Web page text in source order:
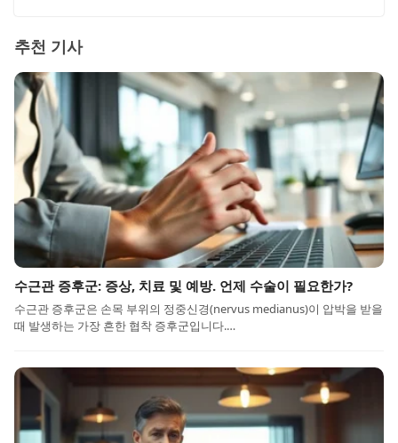
추천 기사
수근관 증후군: 증상, 치료 및 예방. 언제 수술이 필요한가?
수근관 증후군은 손목 부위의 정중신경(nervus medianus)이 압박을 받을
때 발생하는 가장 흔한 협착 증후군입니다.…